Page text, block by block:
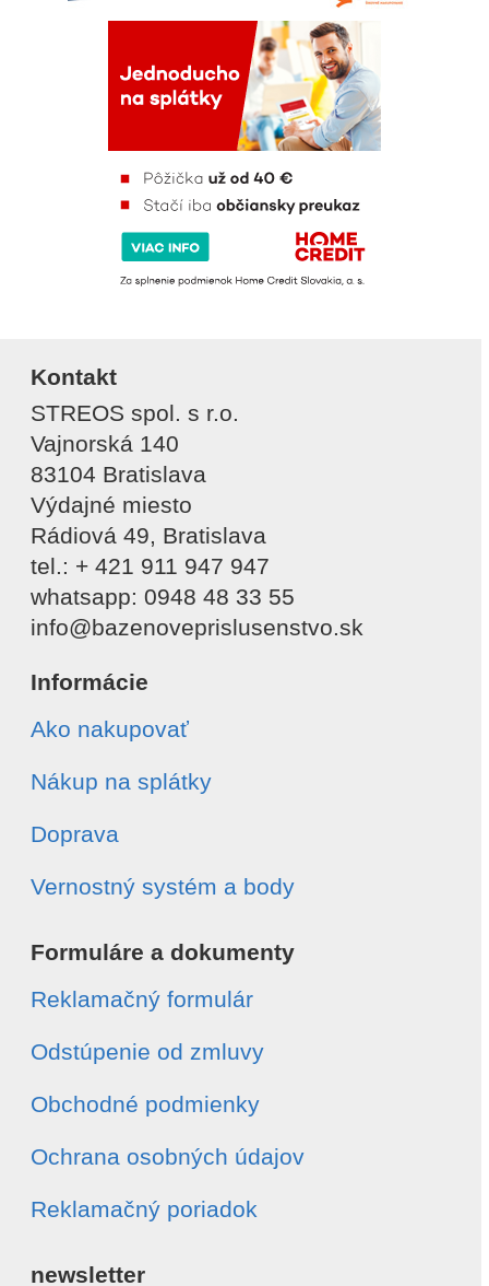
Kontakt
STREOS spol. s r.o.
Vajnorská 140
83104 Bratislava
Výdajné miesto
Rádiová 49, Bratislava
tel.: + 421 911 947 947
whatsapp: 0948 48 33 55
info@bazenoveprislusenstvo.sk
Informácie
Ako nakupovať
Nákup na splátky
Doprava
Vernostný systém a body
Formuláre a dokumenty
Reklamačný formulár
Odstúpenie od zmluvy
Obchodné podmienky
Ochrana osobných údajov
Reklamačný poriadok
newsletter